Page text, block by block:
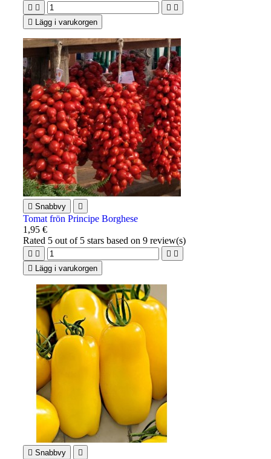
   
 Lägg i varukorgen
 Snabbvy 
Tomat frön Principe Borghese
1,95 €
Rated 5 out of 5 stars based on9 review(s)
   
 Lägg i varukorgen
 Snabbvy 